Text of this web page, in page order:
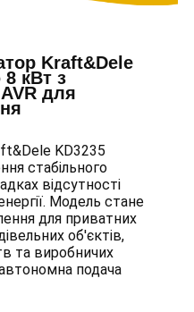
Kraft&Dele
8 кВт з
для
KD3235
стабільного
відсутності
Модель стане
для приватних
об'єктів,
та виробничих
подача